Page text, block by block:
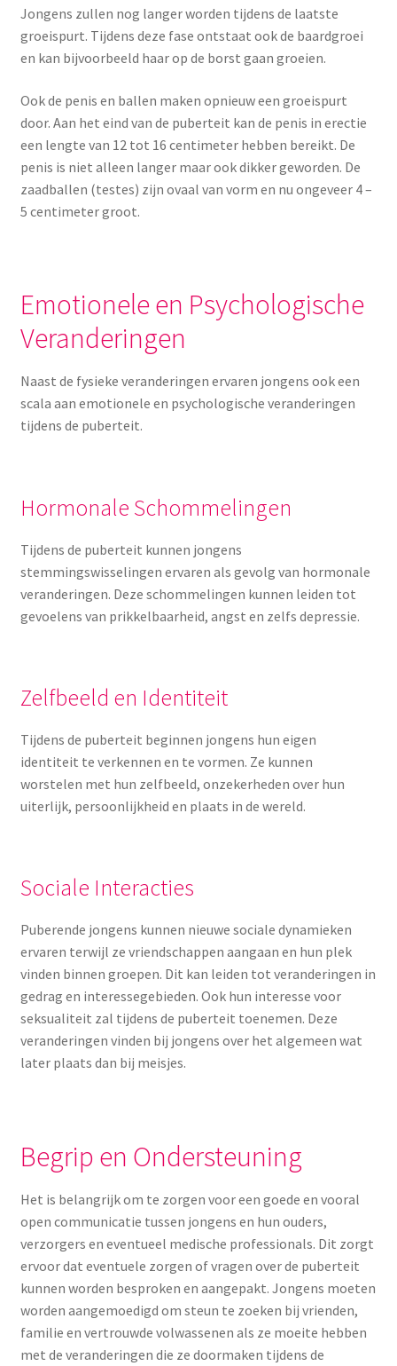
Jongens zullen nog langer worden tijdens de laatste
groeispurt. Tijdens deze fase ontstaat ook de baardgroei
en kan bijvoorbeeld haar op de borst gaan groeien.
Ook de penis en ballen maken opnieuw een groeispurt
door. Aan het eind van de puberteit kan de penis in erectie
een lengte van 12 tot 16 centimeter hebben bereikt. De
penis is niet alleen langer maar ook dikker geworden. De
zaadballen (testes) zijn ovaal van vorm en nu ongeveer 4 –
5 centimeter groot.
Emotionele en Psychologische
Veranderingen
Naast de fysieke veranderingen ervaren jongens ook een
scala aan emotionele en psychologische veranderingen
tijdens de puberteit.
Hormonale Schommelingen
Tijdens de puberteit kunnen jongens
stemmingswisselingen ervaren als gevolg van hormonale
veranderingen. Deze schommelingen kunnen leiden tot
gevoelens van prikkelbaarheid, angst en zelfs depressie.
Zelfbeeld en Identiteit
Tijdens de puberteit beginnen jongens hun eigen
identiteit te verkennen en te vormen. Ze kunnen
worstelen met hun zelfbeeld, onzekerheden over hun
uiterlijk, persoonlijkheid en plaats in de wereld.
Sociale Interacties
Puberende jongens kunnen nieuwe sociale dynamieken
ervaren terwijl ze vriendschappen aangaan en hun plek
vinden binnen groepen. Dit kan leiden tot veranderingen in
gedrag en interessegebieden. Ook hun interesse voor
seksualiteit zal tijdens de puberteit toenemen. Deze
veranderingen vinden bij jongens over het algemeen wat
later plaats dan bij meisjes.
Begrip en Ondersteuning
Het is belangrijk om te zorgen voor een goede en vooral
open communicatie tussen jongens en hun ouders,
verzorgers en eventueel medische professionals. Dit zorgt
ervoor dat eventuele zorgen of vragen over de puberteit
kunnen worden besproken en aangepakt. Jongens moeten
worden aangemoedigd om steun te zoeken bij vrienden,
familie en vertrouwde volwassenen als ze moeite hebben
met de veranderingen die ze doormaken tijdens de